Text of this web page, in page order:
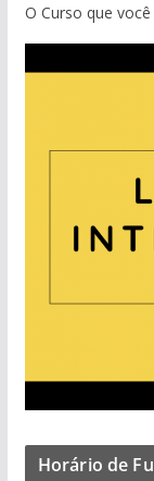
O Curso que
Horário de